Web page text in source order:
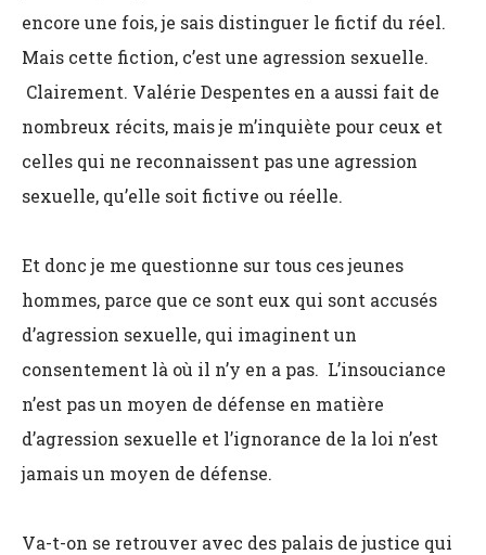
encore une fois, je sais distinguer le fictif du réel.
Mais cette fiction, c’est une agression sexuelle.
Clairement. Valérie Despentes en a aussi fait de
nombreux récits, mais je m’inquiète pour ceux et
celles qui ne reconnaissent pas une agression
sexuelle, qu’elle soit fictive ou réelle.
Et donc je me questionne sur tous ces jeunes
hommes, parce que ce sont eux qui sont accusés
d’agression sexuelle, qui imaginent un
consentement là où il n’y en a pas. L’insouciance
n’est pas un moyen de défense en matière
d’agression sexuelle et l’ignorance de la loi n’est
jamais un moyen de défense.
Va-t-on se retrouver avec des palais de justice qui